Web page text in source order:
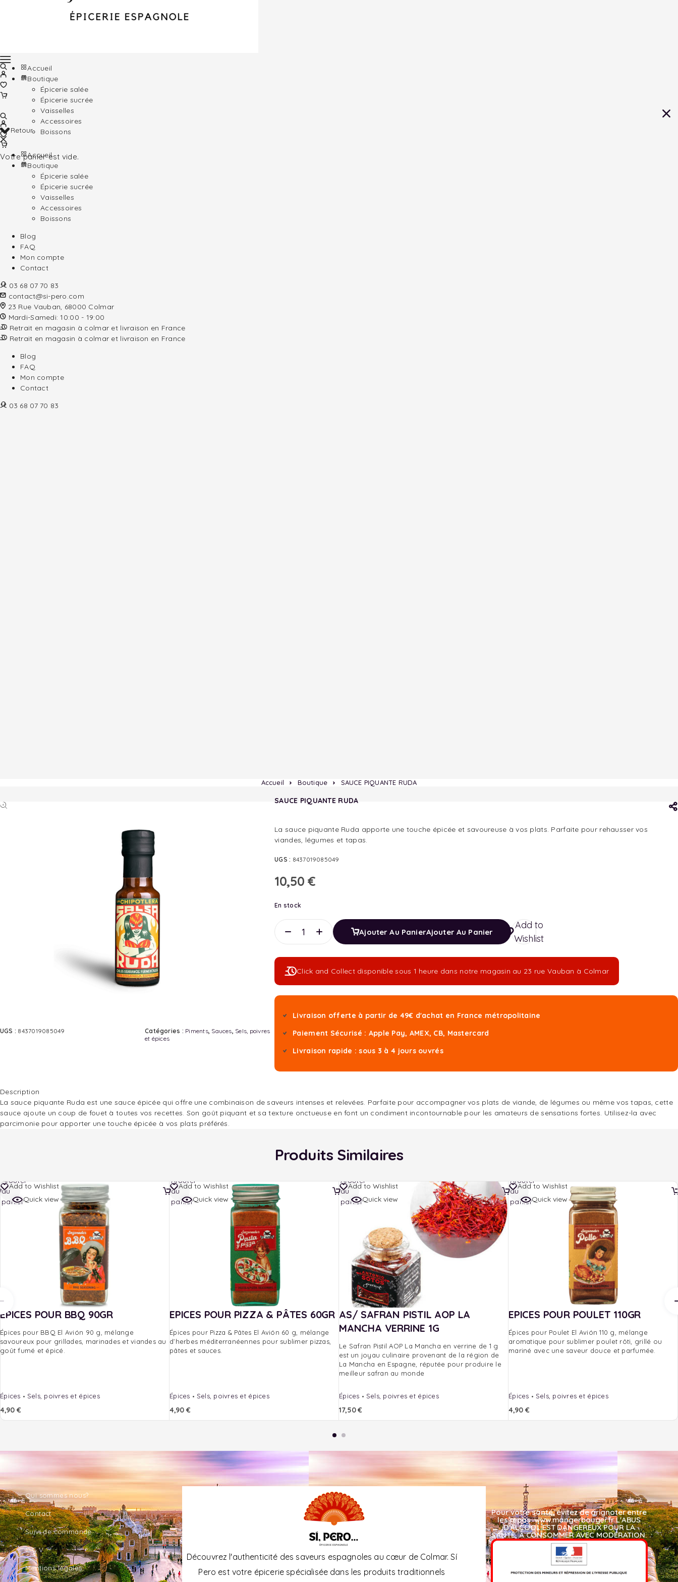
Retour
Accueil
Boutique
Épicerie salée
Épicerie sucrée
Vaisselles
Accessoires
Boissons
Blog
FAQ
Mon compte
Contact
03 68 07 70 83
contact@si-pero.com
23 Rue Vauban, 68000 Colmar
Mardi-Samedi: 10:00 - 19:00
Retrait en magasin à colmar et livraison en France
Retrait en magasin à colmar et livraison en France
Blog
FAQ
Mon compte
Contact
03 68 07 70 83
Accueil
Boutique
Épicerie salée
Épicerie sucrée
Vaisselles
Accessoires
Boissons
Votre panier est vide.
Accueil Boutique SAUCE PIQUANTE RUDA
UGS : 8437019085049 Catégories : Piments, Sauces, Sels, poivres
et épices
SAUCE PIQUANTE RUDA
La sauce piquante Ruda apporte une touche épicée et savoureuse à vos plats. Parfaite pour rehausser vos
viandes, légumes et tapas.
UGS : 8437019085049
10,50€
En stock
Ajouter Au PanierAjouter Au Panier
Add to
Wishlist
Click and Collect disponible sous 1 heure dans notre magasin au 23 rue Vauban à Colmar
Livraison offerte à partir de 49€ d'achat en France métropolitaine
Paiement Sécurisé : Apple Pay, AMEX, CB, Mastercard
Livraison rapide : sous 3 à 4 jours ouvrés
Description
La sauce piquante Ruda est une sauce épicée qui offre une combinaison de saveurs intenses et relevées. Parfaite pour accompagner vos plats de viande, de légumes ou même vos tapas, cette
sauce ajoute un coup de fouet à toutes vos recettes. Son goût piquant et sa texture onctueuse en font un condiment incontournable pour les amateurs de sensations fortes. Utilisez-la avec
parcimonie pour apporter une touche épicée à vos plats préférés.
Produits Similaires
Add to Wishlist
Quick view
EPICES POUR BBQ 90GR
Épices pour BBQ El Avión 90 g, mélange
savoureux pour grillades, marinades et viandes au
goût fumé et épicé.
Épices Sels, poivres et épices
4,90 €
Ajouter
au
panier
Add to Wishlist
Quick view
EPICES POUR PIZZA & PÂTES 60GR
Épices pour Pizza & Pâtes El Avión 60 g, mélange
d’herbes méditerranéennes pour sublimer pizzas,
pâtes et sauces.
Épices Sels, poivres et épices
4,90 €
Ajouter
au
panier
Add to Wishlist
Quick view
AS/ SAFRAN PISTIL AOP LA
MANCHA VERRINE 1G
Le Safran Pistil AOP La Mancha en verrine de 1 g
est un joyau culinaire provenant de la région de
La Mancha en Espagne, réputée pour produire le
meilleur safran au monde
Épices Sels, poivres et épices
17,50€
Ajouter
au
panier
Add to Wishlist
Quick view
EPICES POUR POULET 110GR
Épices pour Poulet El Avión 110 g, mélange
aromatique pour sublimer poulet rôti, grillé ou
mariné avec une saveur douce et parfumée.
Épices Sels, poivres et épices
4,90 €
Ajouter
au
panier
Qui sommes nous?
Contact
Suivi de commande
C.G.V
Mentions légales
Découvrez l'authenticité des saveurs espagnoles au cœur de Colmar. Sí
Pero est votre épicerie spécialisée dans les produits traditionnels
Pour votre santé, évitez de grignoter entre
les repas. www.mangerbouger.fr L'ABUS
D'ALCOOL EST DANGEREUX POUR LA
SANTÉ, À CONSOMMER AVEC MODÉRATION.​